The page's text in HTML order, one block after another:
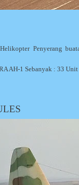
Penyerang
AH-1 Sebanyak : 33 Unit